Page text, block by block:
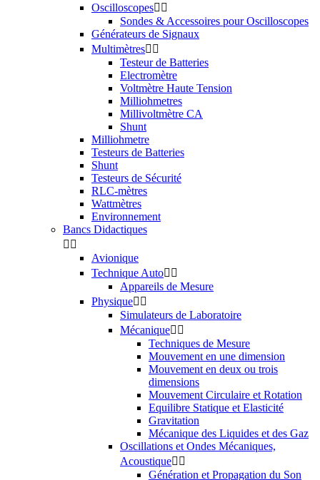
Oscilloscopes 
Sondes & Accessoires pour Oscilloscopes
Générateurs de Signaux
Multimètres 
Testeur de Batteries
Electromètre
Voltmètre Haute Tension
Milliohmetres
Millivoltmètre CA
Shunt
Milliohmetre
Testeurs de Batteries
Shunt
Testeurs de Sécurité
RLC-mètres
Wattmètres
Environnement
Bancs Didactiques
 
Avionique
Technique Auto 
Appareils de Mesure
Physique 
Simulateurs de Laboratoire
Mécanique 
Techniques de Mesure
Mouvement en une dimension
Mouvement en deux ou trois
dimensions
Mouvement Circulaire et Rotation
Equilibre Statique et Elasticité
Gravitation
Mécanique des Liquides et des Gaz
Oscillations et Ondes Mécaniques,
Acoustique 
Génération et Propagation du Son